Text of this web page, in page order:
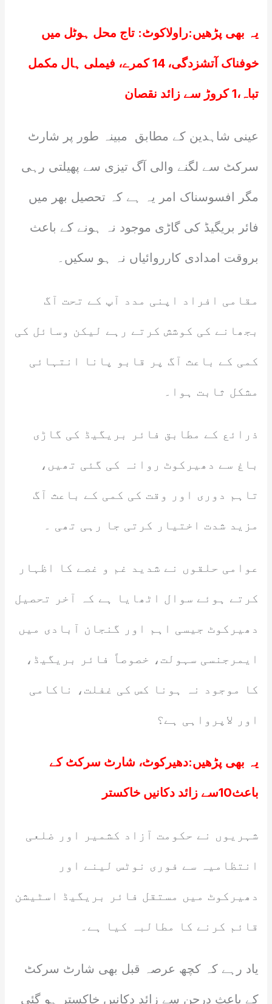
یہ بھی پڑھیں:راولاکوٹ: تاج محل ہوٹل میں
خوفناک آتشزدگی، 14 کمرے، فیملی ہال مکمل
تباہ،1 کروڑ سے زائد نقصان
عینی شاہدین کے مطابق مبینہ طور پر شارٹ
سرکٹ سے لگنے والی آگ تیزی سے پھیلتی رہی
مگر افسوسناک امر یہ ہے کہ تحصیل بھر میں
فائر بریگیڈ کی گاڑی موجود نہ ہونے کے باعث
بروقت امدادی کارروائیاں نہ ہو سکیں۔
مقامی افراد اپنی مدد آپ کے تحت آگ
بجھانے کی کوشش کرتے رہے لیکن وسائل کی
کمی کے باعث آگ پر قابو پانا انتہائی
مشکل ثابت ہوا۔
ذرائع کے مطابق فائر بریگیڈ کی گاڑی
باغ سے دھیرکوٹ روانہ کی گئی تھیں،
تاہم دوری اور وقت کی کمی کے باعث آگ
مزید شدت اختیار کرتی جا رہی تھی ۔
عوامی حلقوں نے شدید غم و غصے کا اظہار
کرتے ہوئے سوال اٹھایا ہے کہ آخر تحصیل
دھیرکوٹ جیسی اہم اور گنجان آبادی میں
ایمرجنسی سہولت، خصوصاً فائر بریگیڈ،
کا موجود نہ ہونا کس کی غفلت، ناکامی
اور لاپرواہی ہے؟
یہ بھی پڑھیں:دھیرکوٹ، شارٹ سرکٹ کے
باعث10سے زائد دکانیں خاکستر
شہریوں نے حکومت آزاد کشمیر اور ضلعی
انتظامیہ سے فوری نوٹس لینے اور
دھیرکوٹ میں مستقل فائر بریگیڈ اسٹیشن
قائم کرنے کا مطالبہ کیا ہے۔
یاد رہے کہ کچھ عرصہ قبل بھی شارٹ سرکٹ
کے باعث درجن سے زائد دکانیں خاکستر ہو گئی